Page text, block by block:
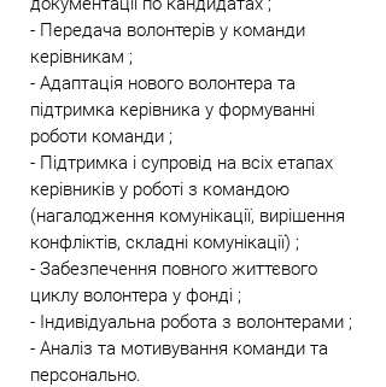
- Передача волонтерів у команди
керівникам ;
- Адаптація нового волонтера та
підтримка керівника у формуванні
роботи команди ;
- Підтримка і супровід на всіх етапах
керівників у роботі з командою
(нагалодження комунікації, вирішення
конфліктів, складні комунікації) ;
- Забезпечення повного життєвого
циклу волонтера у фонді ;
- Індивідуальна робота з волонтерами ;
- Аналіз та мотивування команди та
персонально.